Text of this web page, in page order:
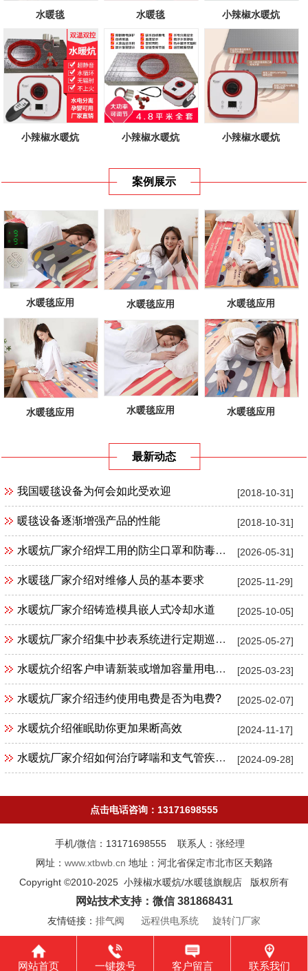
水暖毯 水暖毯 小辣椒水暖炕
小辣椒水暖炕 小辣椒水暖炕 小辣椒水暖炕
案例展示
水暖毯应用 水暖毯应用 水暖毯应用
水暖毯应用 水暖毯应用 水暖毯应用
最新动态
[2018-10-31]
我国暖毯设备为何会如此受欢迎
[2018-10-31]
暖毯设备逐渐增强产品的性能
[2026-05-31]
水暖炕厂家介绍焊工用的防尘口罩和防毒口罩
[2025-11-29]
水暖毯厂家介绍对维修人员的基本要求
[2025-10-05]
水暖炕厂家介绍铸造模具嵌人式冷却水道
[2025-05-27]
水暖炕厂家介绍集中抄表系统进行定期巡检、抽检有何规定?
[2025-03-23]
水暖炕介绍客户申请新装或增加容量用电时，应向供电企业提供哪些文件和资料?
[2025-02-07]
水暖炕厂家介绍违约使用电费是否为电费?
[2024-11-17]
水暖炕介绍催眠助你更加果断高效
[2024-09-28]
水暖炕厂家介绍如何治疗哮喘和支气管疾病？
点击电话咨询：13171698555
手机/微信：13171698555 联系人：张经理
网址： www.xtbwb.cn 地址：河北省保定市北市区天鹅路
Copyright ©2010-2025 小辣椒水暖炕/水暖毯旗舰店 版权所有
网站技术支持：微信 381868431
友情链接： 排气阀 远程供电系统 旋转门厂家
网站首页 一键拨号 客户留言 联系我们